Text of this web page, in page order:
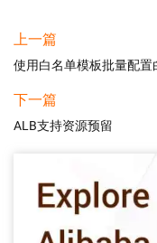
上一篇
使用白名单模板批量配置
下一篇
ALB支持资源预留